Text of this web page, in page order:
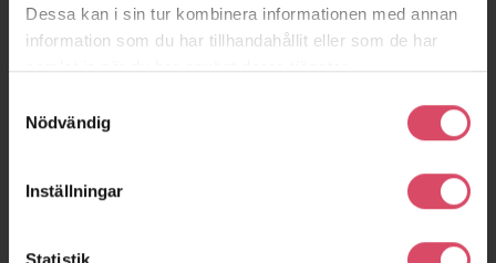
Dessa kan i sin tur kombinera informationen med annan
information som du har tillhandahållit eller som de har
samlat in när du har använt deras tjänster.
Nödvändig
Inställningar